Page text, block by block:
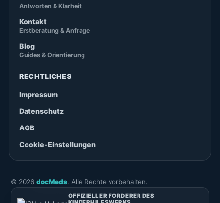
Antworten & Klarheit
Kontakt
Erstberatung & Anfrage
Blog
Guides & Orientierung
RECHTLICHES
Impressum
Datenschutz
AGB
Cookie-Einstellungen
© 2026 docMeds. Alle Rechte vorbehalten.
OFFIZIELLER FÖRDERER DES